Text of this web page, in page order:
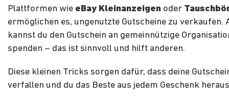
Plattformen wie eBay Kleinanzeigen oder
ermöglichen es, ungenutzte Gutscheine zu verkaufen.
kannst du den Gutschein an gemeinnützige
spenden – das ist sinnvoll und hilft anderen.
Diese kleinen Tricks sorgen dafür, dass deine
verfallen und du das Beste aus jedem Geschenk